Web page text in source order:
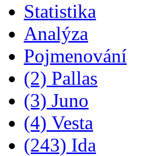
Statistika
Analýza
Pojmenování
(2) Pallas
(3) Juno
(4) Vesta
(243) Ida